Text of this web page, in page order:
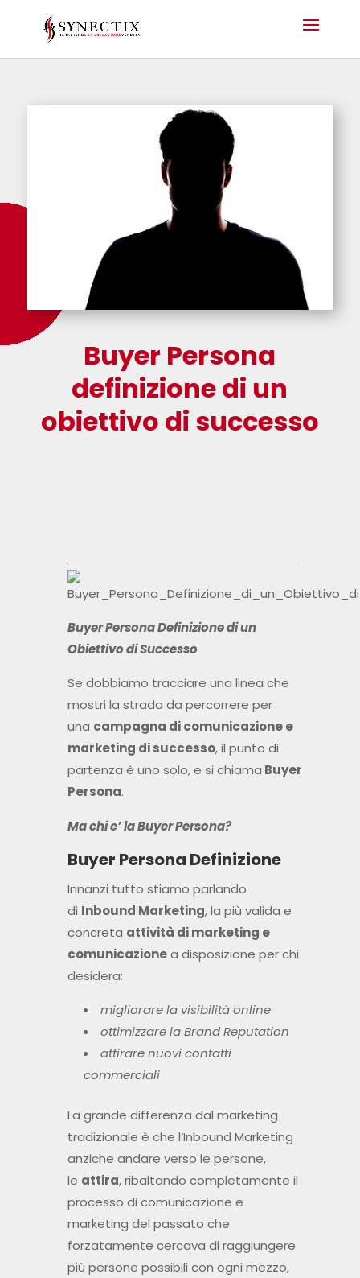
Buyer Persona
definizione di un
obiettivo di successo
Buyer Persona Definizione di un
Obiettivo di Successo
Se dobbiamo tracciare una linea che
mostri la strada da percorrere per
una campagna di comunicazione e
marketing di successo, il punto di
partenza è uno solo, e si chiama Buyer
Persona.
Ma chi e’ la Buyer Persona?
Buyer Persona Definizione
Innanzi tutto stiamo parlando
di Inbound Marketing, la più valida e
concreta attività di marketing e
comunicazionea disposizione per chi
desidera:
migliorare la visibilità online
ottimizzare la Brand Reputation
attirare nuovi contatti
commerciali
La grande differenza dal marketing
tradizionale è che l’Inbound Marketing
anziche andare verso le persone,
le attira, ribaltando completamente il
processo di comunicazione e
marketing del passato che
forzatamente cercava di raggiungere
più persone possibili con ogni mezzo,